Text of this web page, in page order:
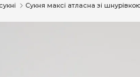
Сукня максі атласна зі